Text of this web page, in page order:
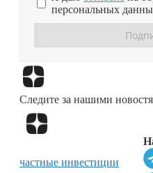
персональных
Следите за нашими
частные инвестиции